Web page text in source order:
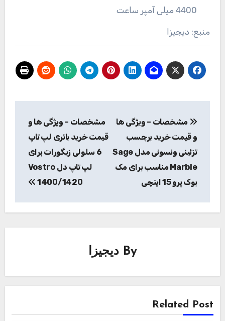
4400 میلی آمپر ساعت
منبع: دیجیزا
نوشته
مشخصات – ویژگی ها
و قیمت خرید برچسب
تزئینی ونسونی مدل Sage
Marble مناسب برای مک
بوک پرو 15 اینچی
مشخصات – ویژگی ها و
قیمت خرید باتری لپ تاپ
6 سلولی زیگورات برای
لپ تاپ دل Vostro
1400/1420
By دیجیزا
Related Post